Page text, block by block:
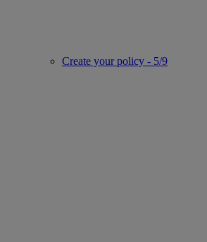
Create your policy - 5/9